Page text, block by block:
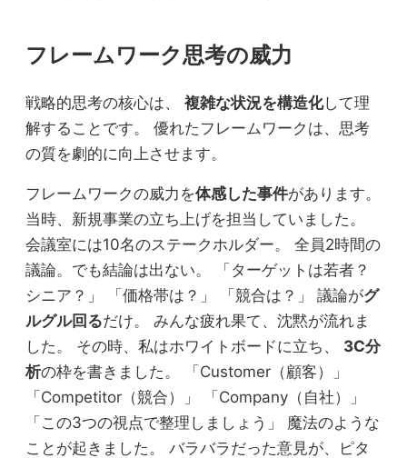
フレームワーク思考の威力
戦略的思考の核心は、 複雑な状況を構造化して理
解することです。 優れたフレームワークは、思考
の質を劇的に向上させます。
フレームワークの威力を体感した事件があります。
当時、新規事業の立ち上げを担当していました。
会議室には10名のステークホルダー。 全員2時間の
議論。でも結論は出ない。 「ターゲットは若者？
シニア？」 「価格帯は？」 「競合は？」 議論がグ
ルグル回るだけ。 みんな疲れ果て、沈黙が流れま
した。 その時、私はホワイトボードに立ち、 3C分
析の枠を書きました。 「Customer（顧客）」
「Competitor（競合）」 「Company（自社）」
「この3つの視点で整理しましょう」 魔法のような
ことが起きました。 バラバラだった意見が、ピタ